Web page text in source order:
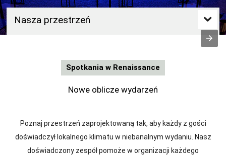
Nasza przestrzeń
Spotkania w Renaissance
Nowe oblicze wydarzeń
Poznaj przestrzeń zaprojektowaną tak, aby każdy z gości
doświadczył lokalnego klimatu w niebanalnym wydaniu. Nasz
doświadczony zespół pomoże w organizacji każdego